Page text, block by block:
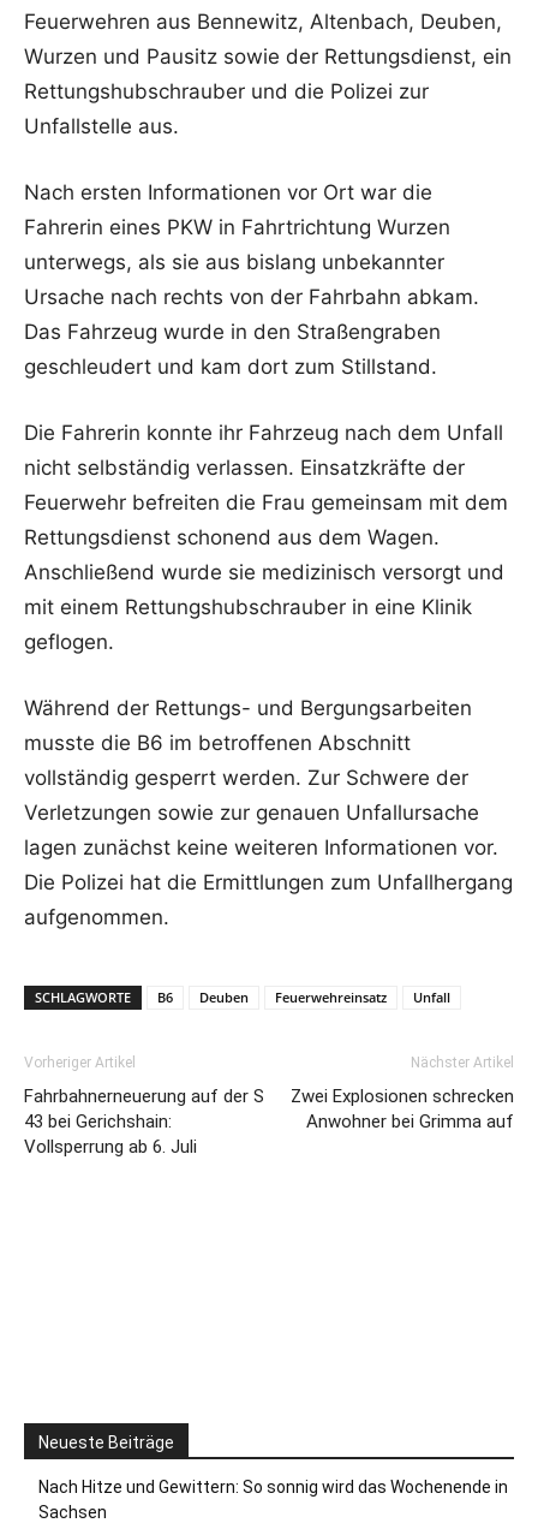
Feuerwehren aus Bennewitz, Altenbach, Deuben,
Wurzen und Pausitz sowie der Rettungsdienst, ein
Rettungshubschrauber und die Polizei zur
Unfallstelle aus.
Nach ersten Informationen vor Ort war die
Fahrerin eines PKW in Fahrtrichtung Wurzen
unterwegs, als sie aus bislang unbekannter
Ursache nach rechts von der Fahrbahn abkam.
Das Fahrzeug wurde in den Straßengraben
geschleudert und kam dort zum Stillstand.
Die Fahrerin konnte ihr Fahrzeug nach dem Unfall
nicht selbständig verlassen. Einsatzkräfte der
Feuerwehr befreiten die Frau gemeinsam mit dem
Rettungsdienst schonend aus dem Wagen.
Anschließend wurde sie medizinisch versorgt und
mit einem Rettungshubschrauber in eine Klinik
geflogen.
Während der Rettungs- und Bergungsarbeiten
musste die B6 im betroffenen Abschnitt
vollständig gesperrt werden. Zur Schwere der
Verletzungen sowie zur genauen Unfallursache
lagen zunächst keine weiteren Informationen vor.
Die Polizei hat die Ermittlungen zum Unfallhergang
aufgenommen.
SCHLAGWORTE B6 Deuben Feuerwehreinsatz Unfall
Vorheriger Artikel
Fahrbahnerneuerung auf der S
43 bei Gerichshain:
Vollsperrung ab 6. Juli
Nächster Artikel
Zwei Explosionen schrecken
Anwohner bei Grimma auf
Neueste Beiträge
Nach Hitze und Gewittern: So sonnig wird das Wochenende in
Sachsen